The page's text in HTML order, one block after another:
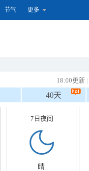
节气 更多
18:00更新 |
40天
7日夜间
晴